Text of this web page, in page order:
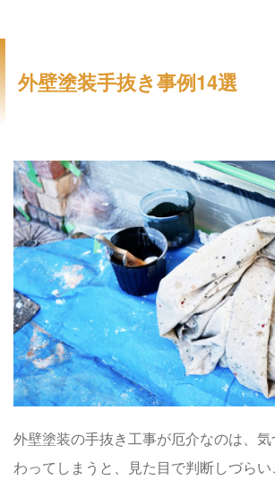
外壁塗装手抜き事例14選
外壁塗装の手抜き工事が厄介なのは、
わってしまうと、見た目で判断しづらい